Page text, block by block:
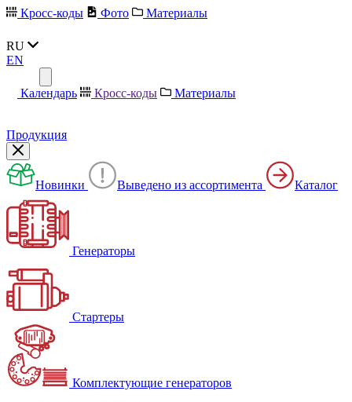
Кросс-коды Фото Материалы
RU
EN
Календарь Кросс-коды Материалы
Продукция
Новинки Выведено из ассортимента Каталог
Генераторы
Стартеры
Комплектующие генераторов